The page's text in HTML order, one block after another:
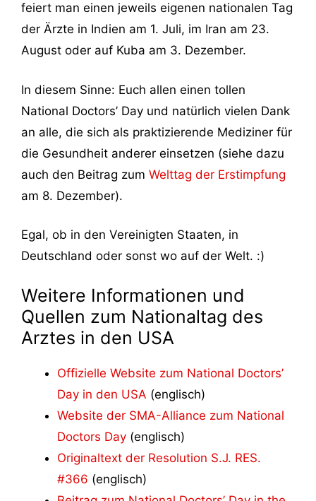
feiert man einen jeweils eigenen nationalen Tag
der Ärzte in Indien am 1. Juli, im Iran am 23.
August oder auf Kuba am 3. Dezember.
In diesem Sinne: Euch allen einen tollen
National Doctors’ Day und natürlich vielen Dank
an alle, die sich als praktizierende Mediziner für
die Gesundheit anderer einsetzen (siehe dazu
auch den Beitrag zum Welttag der Erstimpfung
am 8. Dezember).
Egal, ob in den Vereinigten Staaten, in
Deutschland oder sonst wo auf der Welt. :)
Weitere Informationen und
Quellen zum Nationaltag des
Arztes in den USA
Offizielle Website zum National Doctors’
Day in den USA (englisch)
Website der SMA-Alliance zum National
Doctors Day (englisch)
Originaltext der Resolution S.J. RES.
#366 (englisch)